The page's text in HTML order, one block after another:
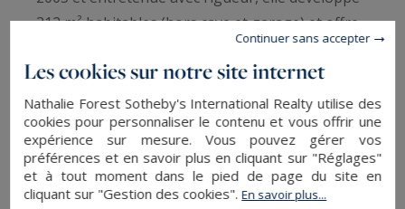
312 m² habitables (hors cave et garage) et offre
des volumes rares, adaptés à une vie familiale
confortable comme à la réception.
L’entrée, spacieuse et structurée, dessert un
bureau (ou chambre), des WC invités et les
espaces de vie.
Les cookies sur notre site internet
Nathalie Forest Sotheby's International Realty utilise des
cookies pour personnaliser le contenu et vous offrir une
expérience sur mesure. Vous pouvez gérer vos
préférences et en savoir plus en cliquant sur "Réglages"
et à tout moment dans le pied de page du site en
cliquant sur "Gestion des cookies".En savoir plus...
Continuer sans accepter